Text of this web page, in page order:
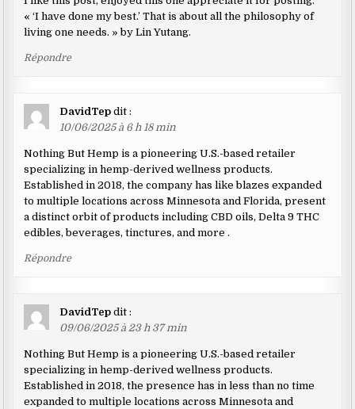
« ‘I have done my best.’ That is about all the philosophy of
living one needs. » by Lin Yutang.
Répondre
DavidTep dit :
10/06/2025 à 6 h 18 min
Nothing But Hemp is a pioneering U.S.-based retailer
specializing in hemp-derived wellness products.
Established in 2018, the company has like blazes expanded
to multiple locations across Minnesota and Florida, present
a distinct orbit of products including CBD oils, Delta 9 THC
edibles, beverages, tinctures, and more .
Répondre
DavidTep dit :
09/06/2025 à 23 h 37 min
Nothing But Hemp is a pioneering U.S.-based retailer
specializing in hemp-derived wellness products.
Established in 2018, the presence has in less than no time
expanded to multiple locations across Minnesota and